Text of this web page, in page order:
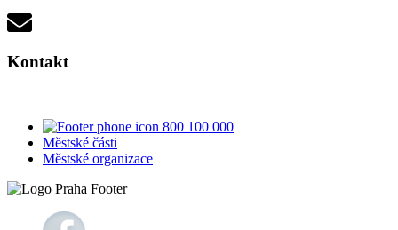
Kontakt
800 100 000
Městské části
Městské organizace